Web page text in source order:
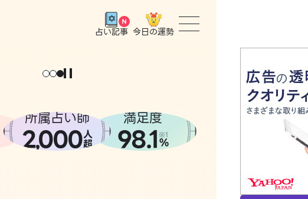
占い記事 今日の運勢
トップ
ユーザーの声
占いの流れ
所属占い師
2,000人
超
満足度
98.1 ※1
%